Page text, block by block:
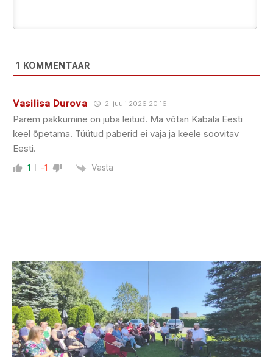
1 KOMMENTAAR
Vasilisa Durova 2. juuli 2026 20:16
Parem pakkumine on juba leitud. Ma võtan Kabala Eesti
keel õpetama. Tüütud paberid ei vaja ja keele soovitav
Eesti.
1 -1 Vasta